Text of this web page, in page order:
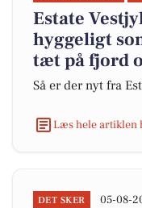
Estate
hyggeligt
tæt på fjord
Så er der nyt fra
Læs hele artiklen
DET SKER 05-08-